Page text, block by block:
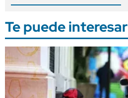
Te puede interesar